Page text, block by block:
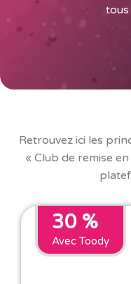
tous
Retrouvez ici les
« Club de remise
30 %
Avec Toody